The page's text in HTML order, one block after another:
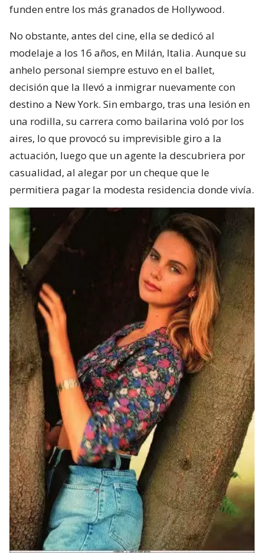
funden entre los más granados de Hollywood.
No obstante, antes del cine, ella se dedicó al
modelaje a los 16 años, en Milán, Italia. Aunque su
anhelo personal siempre estuvo en el ballet,
decisión que la llevó a inmigrar nuevamente con
destino a New York. Sin embargo, tras una lesión en
una rodilla, su carrera como bailarina voló por los
aires, lo que provocó su imprevisible giro a la
actuación, luego que un agente la descubriera por
casualidad, al alegar por un cheque que le
permitiera pagar la modesta residencia donde vivía.